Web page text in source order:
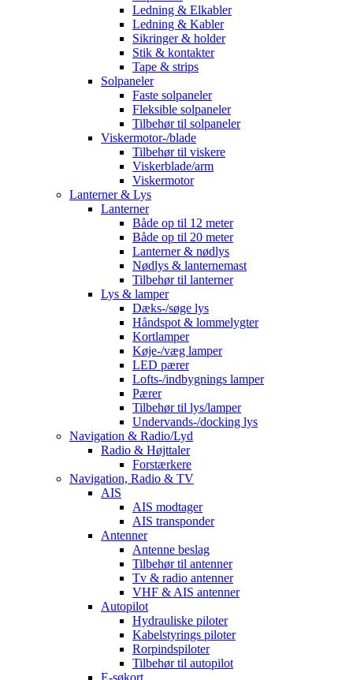
Ledning & Elkabler
Ledning & Kabler
Sikringer & holder
Stik & kontakter
Tape & strips
Solpaneler
Faste solpaneler
Fleksible solpaneler
Tilbehør til solpaneler
Viskermotor-/blade
Tilbehør til viskere
Viskerblade/arm
Viskermotor
Lanterner & Lys
Lanterner
Både op til 12 meter
Både op til 20 meter
Lanterner & nødlys
Nødlys & lanternemast
Tilbehør til lanterner
Lys & lamper
Dæks-/søge lys
Håndspot & lommelygter
Kortlamper
Køje-/væg lamper
LED pærer
Lofts-/indbygnings lamper
Pærer
Tilbehør til lys/lamper
Undervands-/docking lys
Navigation & Radio/Lyd
Radio & Højttaler
Forstærkere
Navigation, Radio & TV
AIS
AIS modtager
AIS transponder
Antenner
Antenne beslag
Tilbehør til antenner
Tv & radio antenner
VHF & AIS antenner
Autopilot
Hydrauliske piloter
Kabelstyrings piloter
Rorpindspiloter
Tilbehør til autopilot